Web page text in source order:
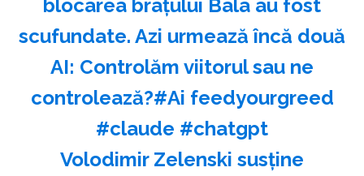
blocarea brațului Bala au fost
scufundate. Azi urmează încă două
AI: Controlăm viitorul sau ne
controlează?#Ai feedyourgreed
#claude #chatgpt
Volodimir Zelenski susţine